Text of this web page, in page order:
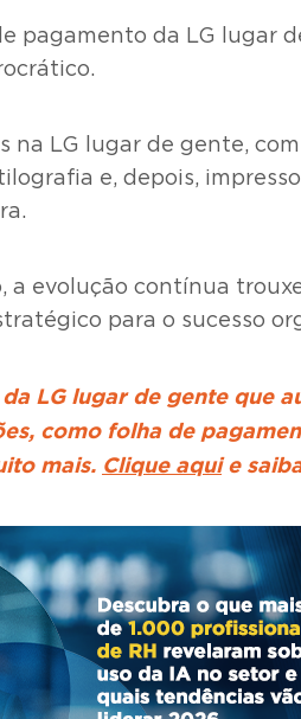
pagamento da LG
LG lugar de gente,
e, depois,
a evolução contínua
para o sucesso
LG lugar de gente
como folha de
mais. Clique aquie